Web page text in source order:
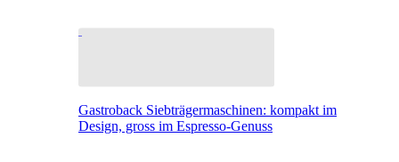
Gastroback Siebträgermaschinen: kompakt im
Design, gross im Espresso-Genuss